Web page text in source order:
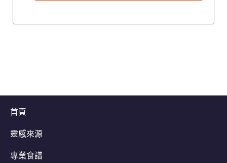
首頁
靈感來源
專業食譜